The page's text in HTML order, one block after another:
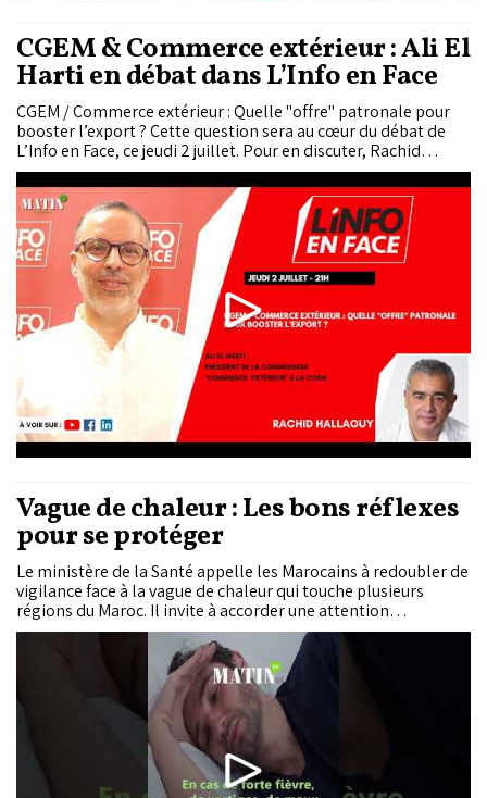
CGEM & Commerce extérieur : Ali El
Harti en débat dans L’Info en Face
CGEM / Commerce extérieur : Quelle "offre" patronale pour
booster l’export ? Cette question sera au cœur du débat de
L’Info en Face, ce jeudi 2 juillet. Pour en discuter, Rachid
Hallaouy reçoit Ali El Harti, président de la commission
"Commerce Extérieur" à la CGEM.
Vague de chaleur : Les bons réflexes
pour se protéger
Le ministère de la Santé appelle les Marocains à redoubler de
vigilance face à la vague de chaleur qui touche plusieurs
régions du Maroc. Il invite à accorder une attention
particulière aux enfants, aux personnes âgées, aux femmes
enceintes, aux malades chroniques et aux personnes
travaillant en plein air.